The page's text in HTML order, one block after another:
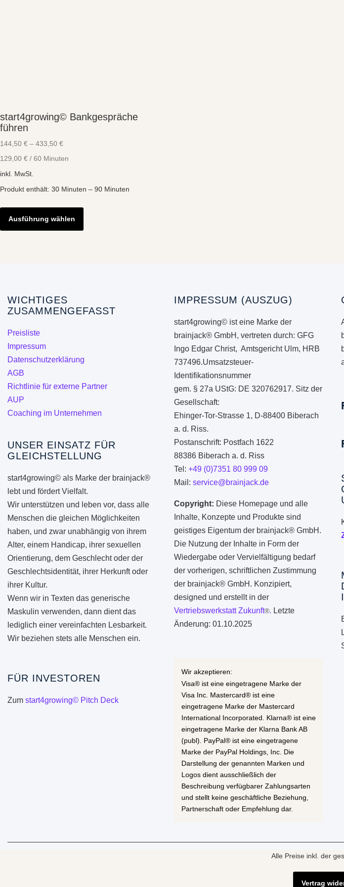
start4growing© Bankgespräche
führen
144,50 € – 433,50 €
129,00 € / 60 Minuten
inkl. MwSt.
Produkt enthält: 30 Minuten – 90 Minuten
Ausführung wählen
weist
können
gewählt
WICHTIGES
ZUSAMMENGEFASST
Preisliste
Impressum
Datenschutzerklärung
AGB
Richtlinie für externe Partner
AUP
Coaching im Unternehmen
UNSER EINSATZ FÜR
GLEICHSTELLUNG
start4growing© als Marke der brainjack®
lebt und fördert Vielfalt.
Wir unterstützen und leben vor, dass alle
Menschen die gleichen Möglichkeiten
haben, und zwar unabhängig von ihrem
Alter, einem Handicap, ihrer sexuellen
Orientierung, dem Geschlecht oder der
Geschlechtsidentität, ihrer Herkunft oder
ihrer Kultur.
Wenn wir in Texten das generische
Maskulin verwenden, dann dient das
lediglich einer vereinfachten Lesbarkeit.
Wir beziehen stets alle Menschen ein.
FÜR INVESTOREN
Zum start4growing© Pitch Deck
IMPRESSUM (AUSZUG)
start4growing© ist eine Marke der
brainjack® GmbH, vertreten durch: GFG
Ingo Edgar Christ, Amtsgericht Ulm, HRB
737496.Umsatzsteuer-
Identifikationsnummer
gem. § 27a UStG: DE 320762917. Sitz der
Gesellschaft:
Ehinger-Tor-Strasse 1, D-88400 Biberach
a. d. Riss.
Postanschrift: Postfach 1622
88386 Biberach a. d. Riss
Tel:+49 (0)7351 80 999 09
Mail:service@brainjack.de
Copyright: Diese Homepage und alle
Inhalte, Konzepte und Produkte sind
geistiges Eigentum der brainjack® GmbH.
Die Nutzung der Inhalte in Form der
Wiedergabe oder Vervielfältigung bedarf
der vorherigen, schriftlichen Zustimmung
der brainjack® GmbH. Konzipiert,
designed und erstellt in der
Vertriebswerkstatt Zukunft®. Letzte
Änderung: 01.10.2025
Wir akzeptieren:
Visa® ist eine eingetragene Marke der
Visa Inc. Mastercard® ist eine
eingetragene Marke der Mastercard
International Incorporated. Klarna® ist eine
eingetragene Marke der Klarna Bank AB
(publ). PayPal® ist eine eingetragene
Marke der PayPal Holdings, Inc. Die
Darstellung der genannten Marken und
Logos dient ausschließlich der
Beschreibung verfügbarer Zahlungsarten
und stellt keine geschäftliche Beziehung,
Partnerschaft oder Empfehlung dar.
Alle Preise inkl. der
Vertrag